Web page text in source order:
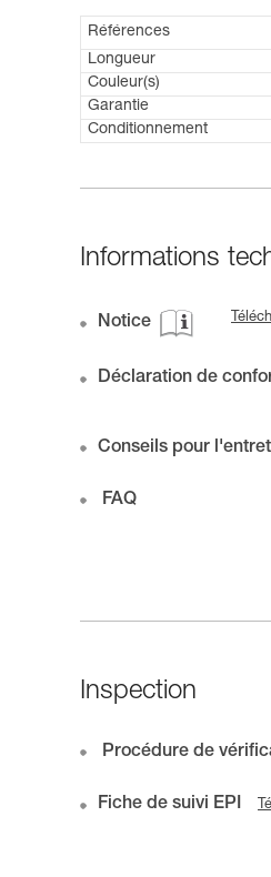
Références
Longueur
Couleur(s)
Garantie
Conditionnement
Informations
Notice
Déclaration de
Conseils pour
FAQ
Inspection
Procédure de
Fiche de suivi EPI